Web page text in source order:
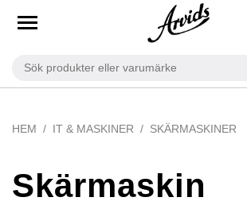
HEM IT & MASKINER SKÄRMASKINER
Skärmaskin